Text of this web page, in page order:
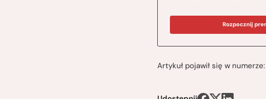
Rozpocznij
Artykuł pojawił się w numerze: